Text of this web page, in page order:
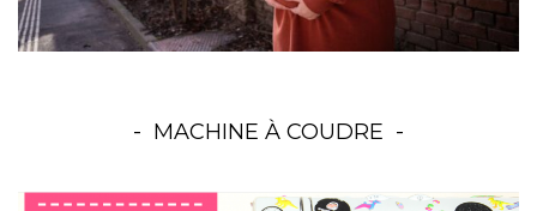
MACHINE À COUDRE